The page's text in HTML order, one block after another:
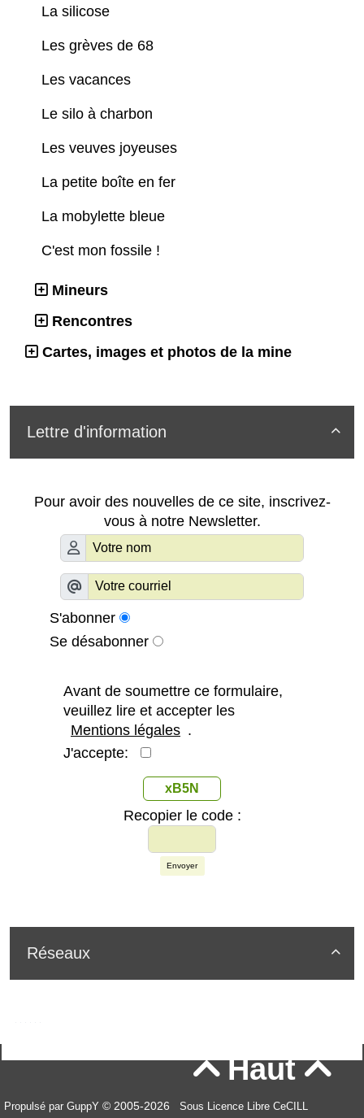
La silicose
Les grèves de 68
Les vacances
Le silo à charbon
Les veuves joyeuses
La petite boîte en fer
La mobylette bleue
C'est mon fossile !
Mineurs
Rencontres
Cartes, images et photos de la mine

Lettre d'information
Pour avoir des nouvelles de ce site, inscrivez-
vous à notre Newsletter.
S'abonner
Se désabonner
Avant de soumettre ce formulaire,
veuillez lire et accepter les
Mentions légales .
J'accepte:
xB5N
Recopier le code :
Envoyer

Réseaux
Haut
Propulsé par GuppY © 2005-2026 Sous Licence Libre CeCILL